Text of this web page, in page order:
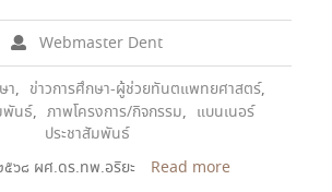
Webmaster Dent
า, ข่าวการศึกษา-ผู้ช่วยทันตแพทยศาสตร์,
พันธ์, ภาพโครงการ/กิจกรรม, แบนเนอร์
ประชาสัมพันธ์
๖๘ ผศ.ดร.ทพ.อริยะ
Read more